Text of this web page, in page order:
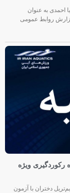
به عنوان
روابط عمومی
رکوردگیری ویژه
دختران با آزمون